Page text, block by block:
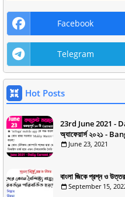
Facebook
Telegram
Hot Posts
23rd June 2021 -
অ্যাফেয়ার্স ২০২১ -
June 23, 2021
বাংলা জিকে প্রশ্ন ও
September 15,